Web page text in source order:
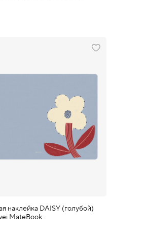
наклейка DAISY (голубой)
MateBook